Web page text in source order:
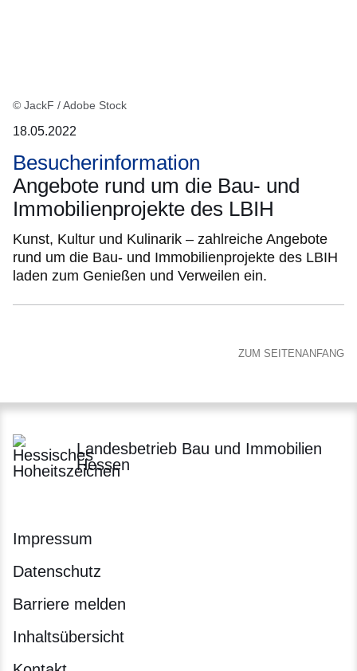
© JackF / Adobe Stock
18.05.2022
Besucherinformation
Angebote rund um die Bau- und
Immobilienprojekte des LBIH
Kunst, Kultur und Kulinarik – zahlreiche Angebote
rund um die Bau- und Immobilienprojekte des LBIH
laden zum Genießen und Verweilen ein.
ZUM SEITENANFANG
Landesbetrieb Bau und Immobilien
Hessen
Impressum
Datenschutz
Barriere melden
Inhaltsübersicht